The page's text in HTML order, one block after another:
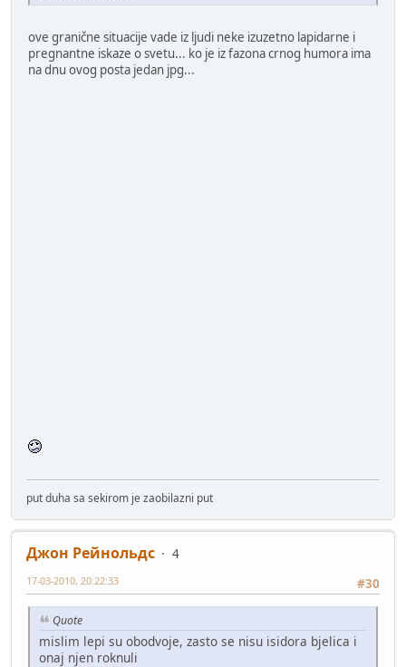
ove granične situacije vade iz ljudi neke izuzetno lapidarne i
pregnantne iskaze o svetu... ko je iz fazona crnog humora ima
na dnu ovog posta jedan jpg...
put duha sa sekirom je zaobilazni put
Джон Рейнольдс
4
#30
17-03-2010, 20:22:33
Quote
mislim lepi su obodvoje, zasto se nisu isidora bjelica i
onaj njen roknuli